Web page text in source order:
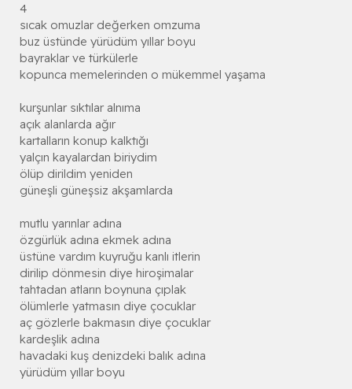
4
sıcak omuzlar değerken omzuma
buz üstünde yürüdüm yıllar boyu
bayraklar ve türkülerle
kopunca memelerinden o mükemmel yaşama
kurşunlar sıktılar alnıma
açık alanlarda ağır
kartalların konup kalktığı
yalçın kayalardan biriydim
ölüp dirildim yeniden
güneşli güneşsiz akşamlarda
mutlu yarınlar adına
özgürlük adına ekmek adına
üstüne vardım kuyruğu kanlı itlerin
dirilip dönmesin diye hiroşimalar
tahtadan atların boynuna çıplak
ölümlerle yatmasın diye çocuklar
aç gözlerle bakmasın diye çocuklar
kardeşlik adına
havadaki kuş denizdeki balık adına
yürüdüm yıllar boyu